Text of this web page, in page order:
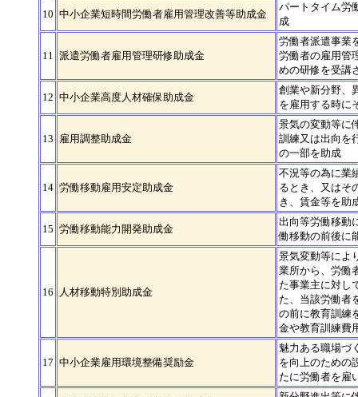
10 中小企業短時間労働者雇用管理改善等助成金
パートタイム労
成
11 派遣労働者雇用管理研修助成金
労働者派遣事業
労働者の雇用管
めの研修を受講
12 中小企業高度人材確保助成金
創業や新分野、
を雇用する時に
13 雇用調整助成金
景気の変動等に
訓練又は出向を
の一部を助成
14 労働移動雇用安定助成金
不況等の為に業
るとき、又はそ
き、賃金等を助
15 労働移動能力開発助成金
出向等労働移動
働移動の前後に
16 人材移動特別助成金
景気変動等によ
業所から、労働
た事業主に対し
た、当該労働者
の前に教育訓練
金や教育訓練費
17 中小企業雇用環境整備奨励金
魅力ある職場づ
を向上のための
たに労働者を雇